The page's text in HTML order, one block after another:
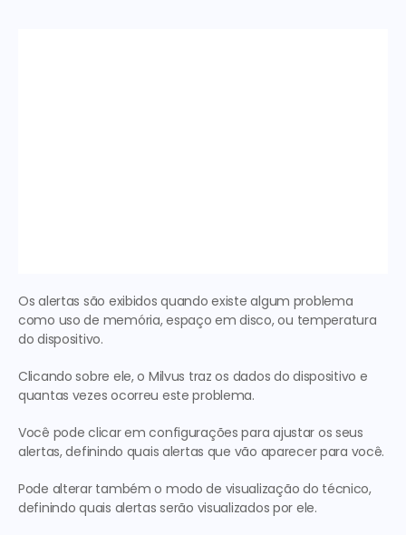
Os alertas são exibidos quando existe algum problema
como uso de memória, espaço em disco, ou temperatura
do dispositivo.
Clicando sobre ele, o Milvus traz os dados do dispositivo e
quantas vezes ocorreu este problema.
Você pode clicar em configurações para ajustar os seus
alertas, definindo quais alertas que vão aparecer para você.
Pode alterar também o modo de visualização do técnico,
definindo quais alertas serão visualizados por ele.